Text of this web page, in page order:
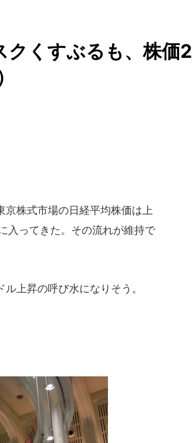
クくすぶるも、株価2
株式市場の日経平均株価は上
入ってきた。その流れが維持で
上昇の呼び水になりそう。